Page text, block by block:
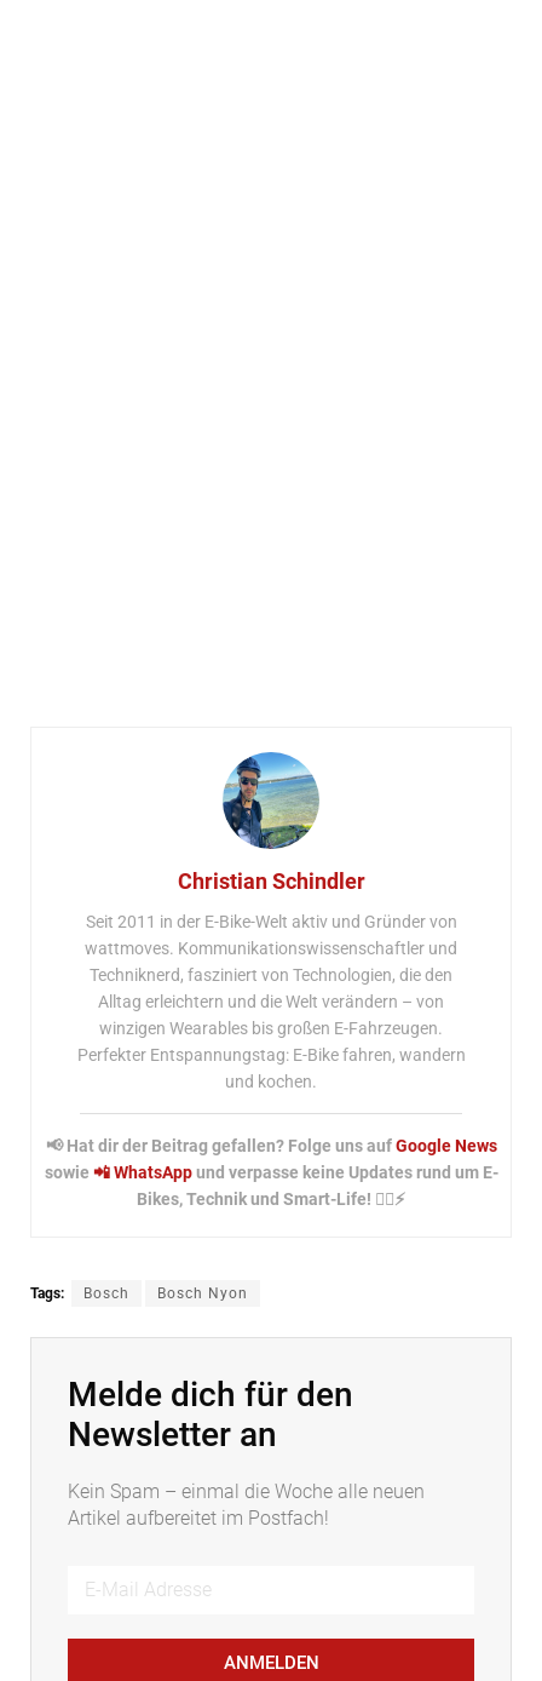
Christian Schindler
Seit 2011 in der E-Bike-Welt aktiv und Gründer von
wattmoves. Kommunikationswissenschaftler und
Techniknerd, fasziniert von Technologien, die den
Alltag erleichtern und die Welt verändern – von
winzigen Wearables bis großen E-Fahrzeugen.
Perfekter Entspannungstag: E-Bike fahren, wandern
und kochen.
📢 Hat dir der Beitrag gefallen? Folge uns aufGoogle News
sowie 📲 WhatsAppund verpasse keine Updates rund um E-
Bikes, Technik und Smart-Life! 🚴‍♂️⚡
Tags: Bosch Bosch Nyon
Melde dich für den
Newsletter an
Kein Spam – einmal die Woche alle neuen
Artikel aufbereitet im Postfach!
ANMELDEN